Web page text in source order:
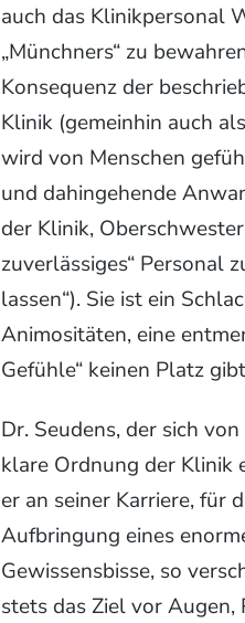
auch das Klinikpersonal
„Münchners“ zu
Konsequenz der
Klinik (gemeinhin auch
wird von Menschen
und dahingehende
der Klinik,
zuverlässiges“ Personal
lassen“). Sie ist ein
Animositäten, eine
Gefühle“ keinen Platz
Dr. Seudens, der sich
klare Ordnung der Klinik
er an seiner Karriere, für
Aufbringung eines
Gewissensbisse, so
stets das Ziel vor Augen,